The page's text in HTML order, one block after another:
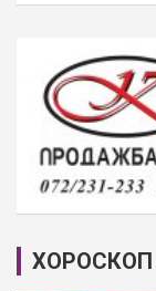
ХОРОСКОП